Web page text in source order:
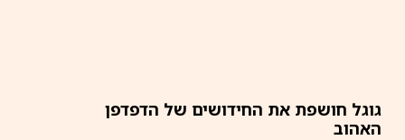
גוגל חושפת את החידושים של הדפדפן
האהוב